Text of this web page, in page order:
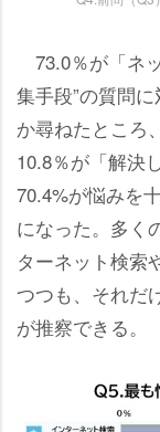
73.0％が「ネ
集手段”の質問
か尋ねたところ
10.8％が「解決
70.4%が悩みを
になった。多く
ターネット検索
つつも、それだ
が推察できる。